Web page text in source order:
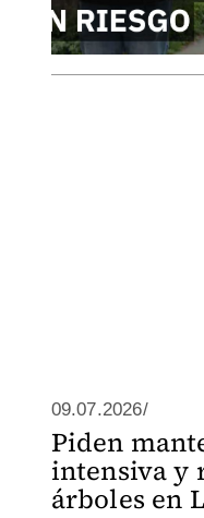
09.07.2026/
Piden
intensiva y
árboles en